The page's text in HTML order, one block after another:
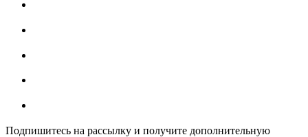
Подпишитесь на рассылку и получите дополнительную